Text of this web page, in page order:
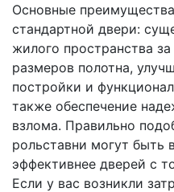
Основные
стандартной двери:
жилого пространства
размеров полотна,
постройки и
также обеспечение
взлома. Правильно
рольставни могут быть
эффективнее дверей с
Если у вас возникли